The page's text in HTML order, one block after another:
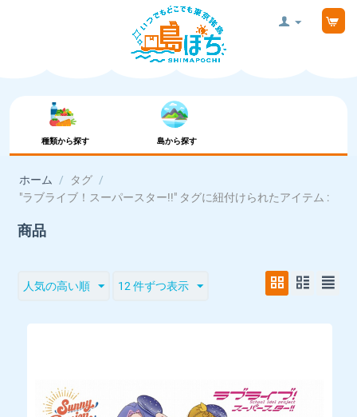
種類から探す 島から探す
ホーム / タグ /
"ラブライブ！スーパースター!!" タグに紐付けられたアイテム :
商品
人気の高い順 12 件ずつ表示